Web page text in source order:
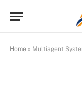
Home » Multiagent Systems: